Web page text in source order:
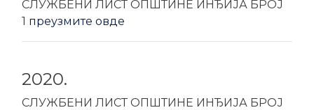
CЛУЖБЕНИ ЛИСТ ОПШТИНЕ ИНЂИЈА БРОЈ
1 преузмите овде
2020.
CЛУЖБЕНИ ЛИСТ ОПШТИНЕ ИНЂИЈА БРОЈ